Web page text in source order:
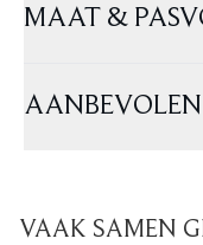
MAAT &
VAAK SAMEN